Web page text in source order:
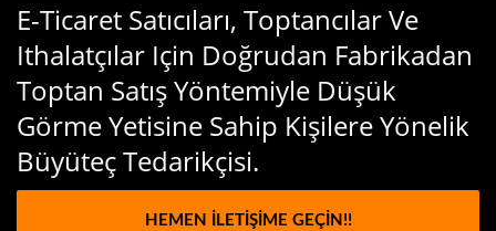
E-Ticaret Satıcıları, Toptancılar Ve
Ithalatçılar Için Doğrudan Fabrikadan
Toptan Satış Yöntemiyle Düşük
Görme Yetisine Sahip Kişilere Yönelik
Büyüteç Tedarikçisi.
HEMEN İLETIŞIME GEÇIN!!